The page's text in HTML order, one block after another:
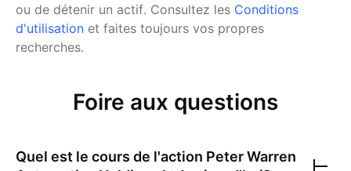
ou de détenir un actif. Consultez les Conditions
d'utilisation et faites toujours vos propres
recherches.
Foire aux questions
Quel est le cours de l'action Peter Warren